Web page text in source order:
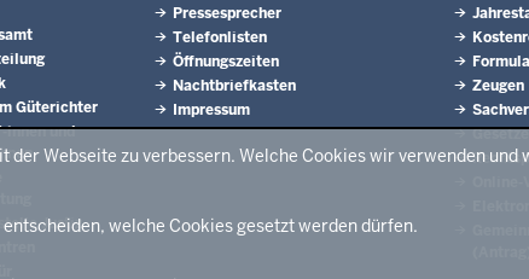
Webseite zu verbessern. Welche Cookies wir verwenden und
welche Cookies gesetzt werden dürfen.
Güterichter
und
Justiz
Pressesprecher
Telefonlisten
Öffnungszeiten
Nachtbriefkasten
Impressum
Zeugen